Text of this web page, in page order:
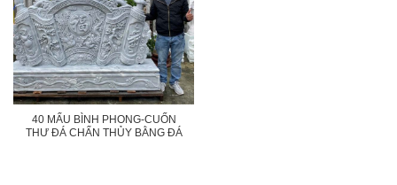
40 MẨU BÌNH PHONG-CUỐN
THƯ ĐÁ CHẤN THỦY BẰNG ĐÁ